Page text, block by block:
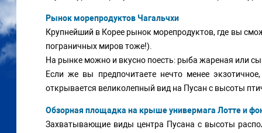
Рынок морепродуктов Чагальчхи
Крупнейший в Корее рынок морепродуктов, где вы
пограничных миров тоже!).
На рынке можно и вкусно поесть: рыба жареная или
Если же вы предпочитаете нечто менее
открывается великолепный вид на Пусан с высоты
Обзорная площадка на крыше универмага Лотте и
Захватывающие виды центра Пусана с высоты